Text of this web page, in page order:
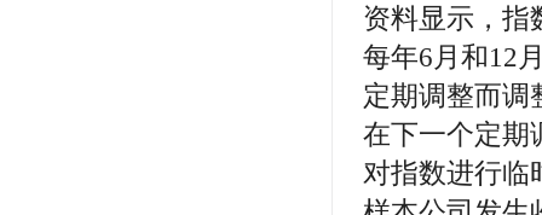
资料显示，指
每年6月和12
定期调整而调
在下一个定期
对指数进行临